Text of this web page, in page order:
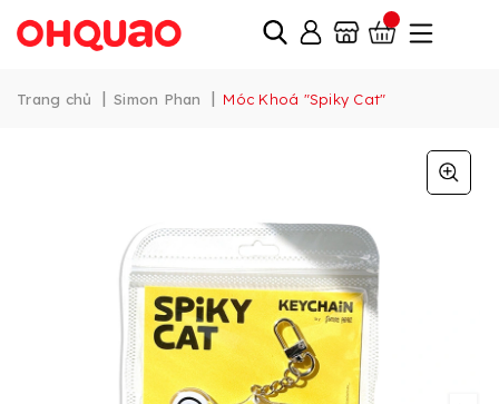
Trang chủ | Simon Phan | Móc Khoá "Spiky Cat"